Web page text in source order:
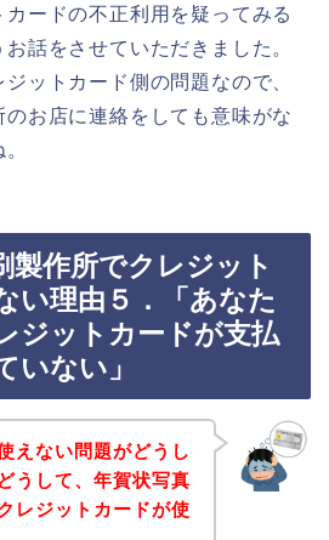
ードの不正利用を疑ってみる
話をさせていただきました。
ットカード側の問題なので、
お店に連絡をしても意味がな
製作所でクレジット
い理由５．「あなた
ジットカードが支払
いない」
えない問題がどうし
うして、年賀状写真
レジットカードが使